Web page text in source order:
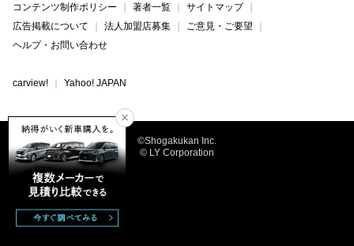
コンテンツ制作ポリシー
著者一覧
サイトマップ
広告掲載について
法人加盟店募集
ご意見・ご要望
ヘルプ・お問い合わせ
carview! Yahoo! JAPAN
©Shogakukan Inc.
© LY Corporation